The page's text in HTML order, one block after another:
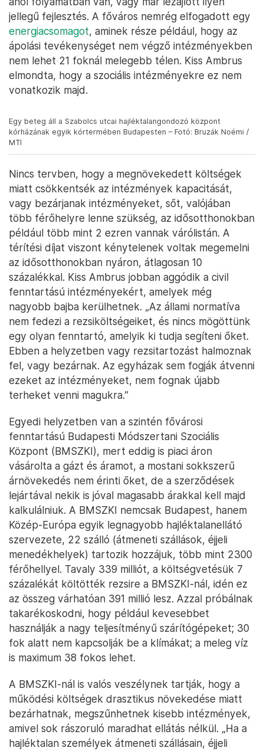
jellegű fejlesztés. A főváros nemrég elfogadott egy
energiacsomagot, aminek része például, hogy az
ápolási tevékenységet nem végző intézményekben
nem lehet 21 foknál melegebb télen. Kiss Ambrus
elmondta, hogy a szociális intézményekre ez nem
vonatkozik majd.
Egy beteg áll a Szabolcs utcai hajléktalangondozó központ
kórházának egyik kórtermében Budapesten – Fotó: Bruzák Noémi /
MTI
Nincs tervben, hogy a megnövekedett költségek
miatt csökkentsék az intézmények kapacitását,
vagy bezárjanak intézményeket, sőt, valójában
több férőhelyre lenne szükség, az idősotthonokban
például több mint 2 ezren vannak várólistán. A
térítési díjat viszont kénytelenek voltak megemelni
az idősotthonokban nyáron, átlagosan 10
százalékkal. Kiss Ambrus jobban aggódik a civil
fenntartású intézményekért, amelyek még
nagyobb bajba kerülhetnek. „Az állami normatíva
nem fedezi a rezsiköltségeiket, és nincs mögöttünk
egy olyan fenntartó, amelyik ki tudja segíteni őket.
Ebben a helyzetben vagy rezsitartozást halmoznak
fel, vagy bezárnak. Az egyházak sem fogják átvenni
ezeket az intézményeket, nem fognak újabb
terheket venni magukra.”
Egyedi helyzetben van a szintén fővárosi
fenntartású Budapesti Módszertani Szociális
Központ (BMSZKI), mert eddig is piaci áron
vásárolta a gázt és áramot, a mostani sokkszerű
árnövekedés nem érinti őket, de a szerződések
lejártával nekik is jóval magasabb árakkal kell majd
kalkulálniuk. A BMSZKI nemcsak Budapest, hanem
Közép-Európa egyik legnagyobb hajléktalanellátó
szervezete, 22 szálló (átmeneti szállások, éjjeli
menedékhelyek) tartozik hozzájuk, több mint 2300
férőhellyel. Tavaly 339 milliót, a költségvetésük 7
százalékát költötték rezsire a BMSZKI-nál, idén ez
az összeg várhatóan 391 millió lesz. Azzal próbálnak
takarékoskodni, hogy például kevesebbet
használják a nagy teljesítményű szárítógépeket; 30
fok alatt nem kapcsolják be a klímákat; a meleg víz
is maximum 38 fokos lehet.
A BMSZKI-nál is valós veszélynek tartják, hogy a
működési költségek drasztikus növekedése miatt
bezárhatnak, megszűnhetnek kisebb intézmények,
amivel sok rászoruló maradhat ellátás nélkül. „Ha a
hajléktalan személyek átmeneti szállásain, éjjeli